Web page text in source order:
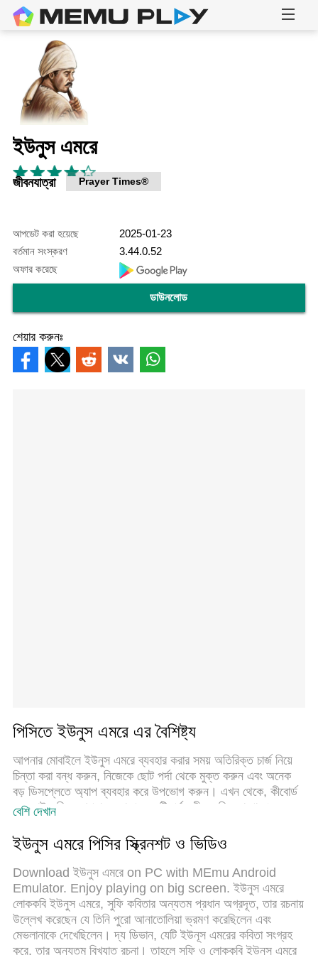
ইউনুস এমরে
জীবনযাত্রা Prayer Times®
আপডেট করা হয়েছে
2025-01-23
বর্তমান সংস্করণ
3.44.0.52
অফার করেছে
ডাউনলোড
শেয়ার করুনঃ
পিসিতে ইউনুস এমরে এর বৈশিষ্ট্য
আপনার মোবাইলে ইউনুস এমরে ব্যবহার করার সময় অতিরিক্ত চার্জ নিয়ে
চিন্তা করা বন্ধ করুন, নিজেকে ছোট পর্দা থেকে মুক্ত করুন এবং অনেক
বড় ডিসপ্লেতে অ্যাপ ব্যবহার করে উপভোগ করুন। এখন থেকে, কীবোর্ড
এবং মাউস দিয়ে আপনার অ্যাপের একটি পূর্ণ-স্ক্রীন অভিজ্ঞতা পান।
আশা করেছিলেন: দ্রুত ইনস্টল এবং সহজ সেটআপ, স্বজ্ঞাত নিয়ন্ত্রণ,
ব্যাটারির আর কোন সীমাবদ্ধতা নেই, মোবাইল ডেটা এবং বিরক্তিকর কল৷
একদম নতুন MEmu 9 হল আপনার কম্পিউটারে ইউনুস এমরে ব্যবহার
করার সেরা পছন্দ। MEmu মাল্টি-ইনস্ট্যান্স ম্যানেজার একই সময়ে 2 বা
তার বেশি অ্যাকাউন্ট খোলা সম্ভব করে তোলে। এবং সবচেয়ে গুরুত্বপূর্ণ,
আমাদের একচেটিয়া ইমুলেশন ইঞ্জিন আপনার পিসির সম্পূর্ণ সম্ভাবনা প্রকাশ
করতে পারে, সবকিছুকে মসৃণ এবং উপভোগ্য করে তুলতে পারে।
বেশি দেখান
ইউনুস এমরে পিসির স্ক্রিনশট ও ভিডিও
Download ইউনুস এমরে on PC with MEmu Android
Emulator. Enjoy playing on big screen. ইউনুস এমরে
লোককবি ইউনুস এমরে, সুফি কবিতার অন্যতম প্রধান অগ্রদূত, তার রচনায়
উল্লেখ করেছেন যে তিনি পুরো আনাতোলিয়া ভ্রমণ করেছিলেন এবং
মেভলানাকে দেখেছিলেন। দ্য ডিভান, যেটি ইউনূস এমরের কবিতা সংগ্রহ
করে, তার অন্যতম বিখ্যাত রচনা। তাহলে সুফি ও লোককবি ইউনুস এমরে